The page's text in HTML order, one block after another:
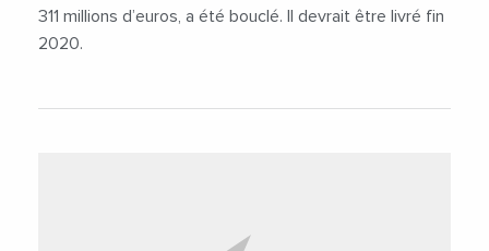
311 millions d’euros, a été bouclé. Il devrait être livré fin
2020.